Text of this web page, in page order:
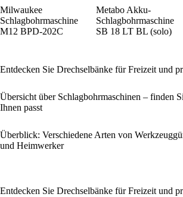
Milwaukee
Schlagbohrmaschine
M12 BPD-202C
Metabo Akku-
Schlagbohrmaschine
SB 18 LT BL (solo)
Entdecken Sie Drechselbänke für Freizeit und
Übersicht über Schlagbohrmaschinen – finden
Ihnen passt
Überblick: Verschiedene Arten von
und Heimwerker
Entdecken Sie Drechselbänke für Freizeit und